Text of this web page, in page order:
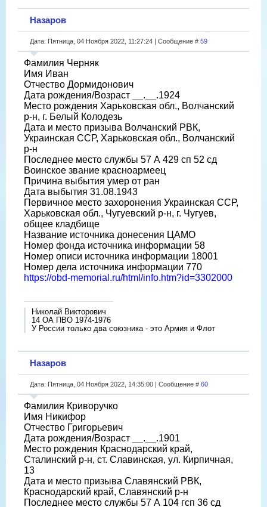
Назаров
Дата: Пятница, 04 Ноября 2022, 11:27:24 | Сообщение # 59
Фамилия Черняк
Имя Иван
Отчество Дормидонович
Дата рождения/Возраст __.__.1924
Место рождения Харьковская обл., Волчанский
р-н, г. Белый Колодезь
Дата и место призыва Волчанский РВК,
Украинская ССР, Харьковская обл., Волчанский
р-н
Последнее место службы 57 А 429 сп 52 сд
Воинское звание красноармеец
Причина выбытия умер от ран
Дата выбытия 31.08.1943
Первичное место захоронения Украинская ССР,
Харьковская обл., Чугуевский р-н, г. Чугуев,
общее кладбище
Название источника донесения ЦАМО
Номер фонда источника информации 58
Номер описи источника информации 18001
Номер дела источника информации 770
https://obd-memorial.ru/html/info.htm?id=3302000
Николай Викторович
14 ОА ПВО 1974-1976
У России только два союзника - это Армия и Флот
Назаров
Дата: Пятница, 04 Ноября 2022, 14:35:00 | Сообщение # 60
Фамилия Криворучко
Имя Никифор
Отчество Григорьевич
Дата рождения/Возраст __.__.1901
Место рождения Краснодарский край,
Сталинский р-н, ст. Славинская, ул. Кирпичная,
13
Дата и место призыва Славянский РВК,
Краснодарский край, Славянский р-н
Последнее место службы 57 А 104 гсп 36 сд